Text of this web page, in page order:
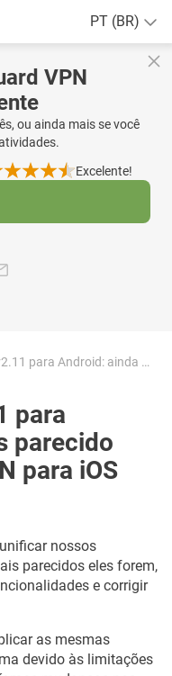
PT (BR)
VPN
ou ainda mais se você
Excelente!
AdGuard VPN v2.11 para Android: ainda mais parecido com o AdGuard VPN para iOS
para
parecido
para iOS
nossos
parecidos eles forem,
e corrigir
as mesmas
devido às limitações